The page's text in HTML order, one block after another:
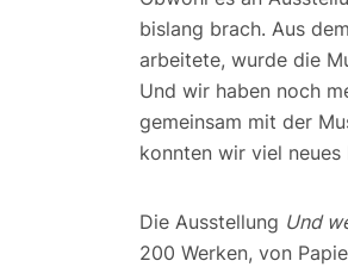
bislang brach. Aus
arbeitete, wurde die
Und wir haben noch
gemeinsam mit der
konnten wir viel
Die Ausstellung Und
200 Werken, von